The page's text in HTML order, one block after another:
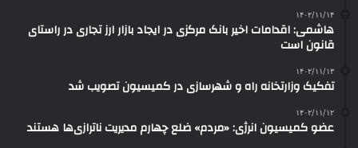
۱۴۰۲/۱۱/۱۴
هاشمی: اقدامات اخیر بانک مرکزی در ایجاد بازار ارز تجاری در راستای
قانون است
۱۴۰۲/۱۱/۱۳
تفکیک وزارتخانه راه و شهرسازی در کمیسیون تصویب شد
۱۴۰۲/۱۱/۱۲
عضو کمیسیون انرژی: «مردم» ضلع چهارم مدیریت ناترازی‌ها هستند